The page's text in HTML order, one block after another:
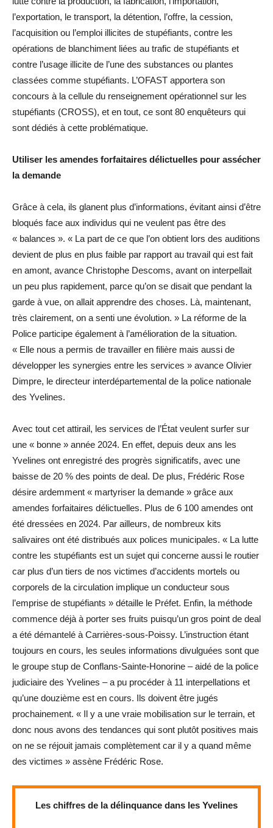
l’exportation, le transport, la détention, l’offre, la cession,
l’acquisition ou l’emploi illicites de stupéfiants, contre les
opérations de blanchiment liées au trafic de stupéfiants et
contre l’usage illicite de l’une des substances ou plantes
classées comme stupéfiants. L’OFAST apportera son
concours à la cellule du renseignement opérationnel sur les
stupéfiants (CROSS), et en tout, ce sont 80 enquêteurs qui
sont dédiés à cette problématique.
Utiliser les amendes forfaitaires délictuelles pour assécher
la demande
Grâce à cela, ils glanent plus d’informations, évitant ainsi d’être
bloqués face aux individus qui ne veulent pas être des
« balances ». « La part de ce que l’on obtient lors des auditions
devient de plus en plus faible par rapport au travail qui est fait
en amont, avance Christophe Descoms, avant on interpellait
un peu plus rapidement, parce qu’on se disait que pendant la
garde à vue, on allait apprendre des choses. Là, maintenant,
très clairement, on a senti une évolution. » La réforme de la
Police participe également à l’amélioration de la situation.
« Elle nous a permis de travailler en filière mais aussi de
développer les synergies entre les services » avance Olivier
Dimpre, le directeur interdépartemental de la police nationale
des Yvelines.
Avec tout cet attirail, les services de l’État veulent surfer sur
une « bonne » année 2024. En effet, depuis deux ans les
Yvelines ont enregistré des progrès significatifs, avec une
baisse de 20 % des points de deal. De plus, Frédéric Rose
désire ardemment « martyriser la demande » grâce aux
amendes forfaitaires délictuelles. Plus de 6 100 amendes ont
été dressées en 2024. Par ailleurs, de nombreux kits
salivaires ont été distribués aux polices municipales. « La lutte
contre les stupéfiants est un sujet qui concerne aussi le routier
car plus d’un tiers de nos victimes d’accidents mortels ou
corporels de la circulation implique un conducteur sous
l’emprise de stupéfiants » détaille le Préfet. Enfin, la méthode
commence déjà à porter ses fruits puisqu’un gros point de deal
a été démantelé à Carrières-sous-Poissy. L’instruction étant
toujours en cours, les seules informations divulguées sont que
le groupe stup de Conflans-Sainte-Honorine – aidé de la police
judiciaire des Yvelines – a pu procéder à 11 interpellations et
qu’une douzième est en cours. Ils doivent être jugés
prochainement. « Il y a une vraie mobilisation sur le terrain, et
donc nous avons des tendances qui sont plutôt positives mais
on ne se réjouit jamais complètement car il y a quand même
des victimes » assène Frédéric Rose.
Les chiffres de la délinquance dans les Yvelines